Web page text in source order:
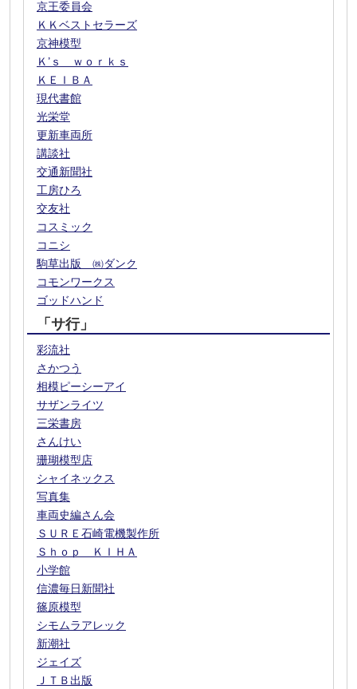
京王委員会
ＫＫベストセラーズ
京神模型
Ｋ’ｓ ｗｏｒｋｓ
ＫＥＩＢＡ
現代書館
光栄堂
更新車両所
講談社
交通新聞社
工房ひろ
交友社
コスミック
コニシ
駒草出版 ㈱ダンク
コモンワークス
ゴッドハンド
「サ行」
彩流社
さかつう
相模ピーシーアイ
サザンライツ
三栄書房
さんけい
珊瑚模型店
シャイネックス
写真集
車両史編さん会
ＳＵＲＥ石崎電機製作所
Ｓｈｏｐ ＫＩＨＡ
小学館
信濃毎日新聞社
篠原模型
シモムラアレック
新潮社
ジェイズ
ＪＴＢ出版